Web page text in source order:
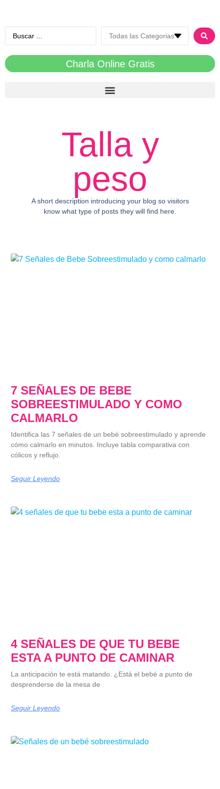
Charla Online Gratis
Talla y
peso
A short description introducing your blog so visitors
know what type of posts they will find here.
7 SEÑALES DE BEBE
SOBREESTIMULADO Y COMO
CALMARLO
Identifica las 7 señales de un bebé sobreestimulado y aprende
cómo calmarlo en minutos. Incluye tabla comparativa con
cólicos y reflujo.
Seguir Leyendo
4 SEÑALES DE QUE TU BEBE
ESTA A PUNTO DE CAMINAR
La anticipación te está matando. ¿Está el bebé a punto de
desprenderse de la mesa de
Seguir Leyendo